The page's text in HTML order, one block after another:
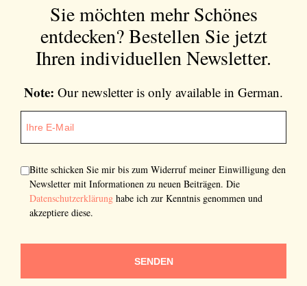
Sie möchten mehr Schönes
entdecken?Bestellen Sie jetzt
Ihren individuellen Newsletter.
Note: Our newsletter is only available in German.
Bitte schicken Sie mir bis zum Widerruf meiner Einwilligung den
Newsletter mit Informationen zu neuen Beiträgen. Die
Datenschutzerklärung habe ich zur Kenntnis genommen und
akzeptiere diese.
SENDEN